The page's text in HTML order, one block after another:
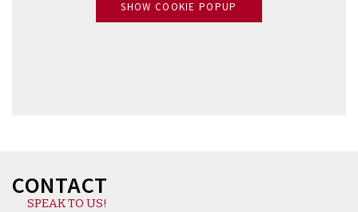
SHOW COOKIE POPUP
CONTACT
SPEAK TO US!